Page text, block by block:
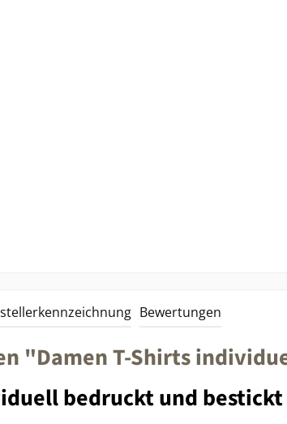
Bewertungen
"Damen T-Shirts
bedruckt und bestickt